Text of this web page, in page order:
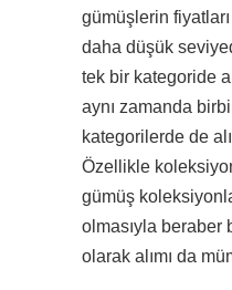
gümüşlerin
daha düşük
tek bir kategoride
aynı zamanda
kategorilerde de
Özellikle
gümüş
olmasıyla beraber
olarak alımı da